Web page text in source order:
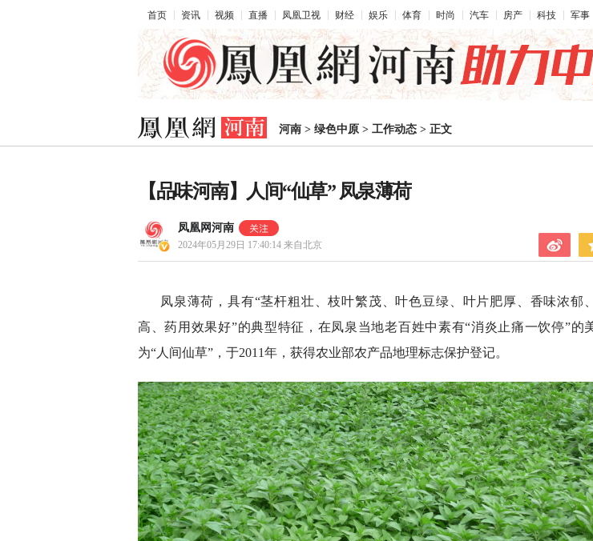
首页 资讯 视频 直播 凤凰卫视 财经 娱乐 体育 时尚 汽车 房产 科技 军事
河南 > 绿色中原 > 工作动态 > 正文
【品味河南】人间“仙草” 凤泉薄荷
凤凰网河南
2024年05月29日 17:40:14 来自北京
凤泉薄荷，具有“茎杆粗壮、枝叶繁茂、叶色豆绿、叶片肥厚、香味浓郁
高、药用效果好”的典型特征，在凤泉当地老百姓中素有“消炎止痛一饮停”的
为“人间仙草”，于2011年，获得农业部农产品地理标志保护登记。